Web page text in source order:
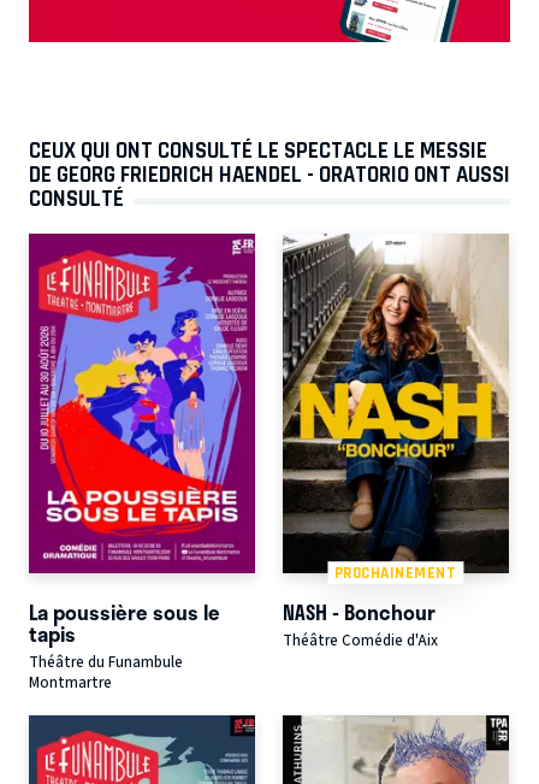
CEUX QUI ONT CONSULTÉ LE SPECTACLE LE MESSIE
DE GEORG FRIEDRICH HAENDEL - ORATORIO ONT AUSSI
CONSULTÉ
La poussière sous le
tapis
Théâtre du Funambule
Montmartre
PROCHAINEMENT
NASH - Bonchour
Théâtre Comédie d'Aix